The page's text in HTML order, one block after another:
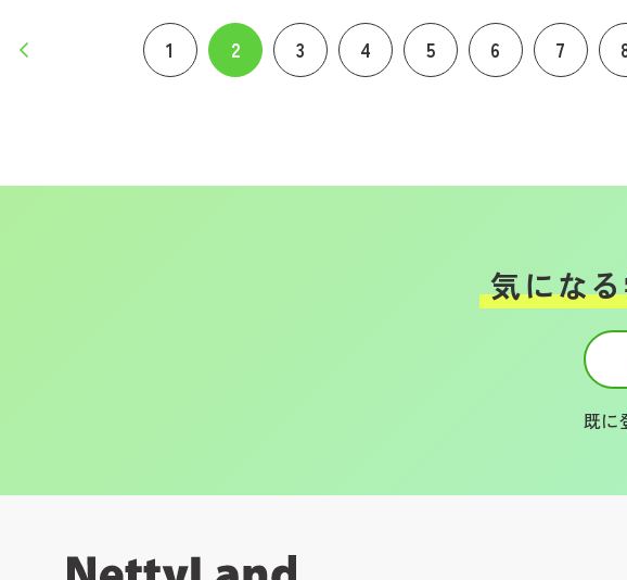
1 2 3 4 5 6 7
気にな
既に